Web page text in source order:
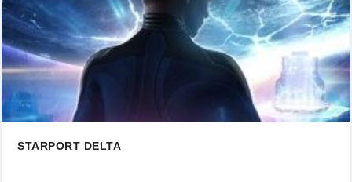
STARPORT DELTA